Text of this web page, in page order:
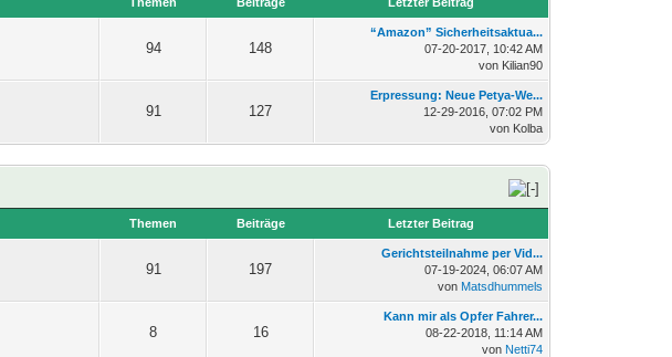
94 148
“Amazon” Sicherheitsaktua...
07-20-2017, 10:42 AM
von Kilian90
91 127
Erpressung: Neue Petya-We...
12-29-2016, 07:02 PM
von Kolba
Themen Beiträge Letzter Beitrag
91 197
Gerichtsteilnahme per Vid...
07-19-2024, 06:07 AM
von Matsdhummels
8 16
Kann mir als Opfer Fahrer...
08-22-2018, 11:14 AM
von Netti74